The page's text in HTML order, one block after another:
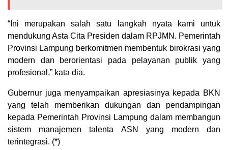
“Ini merupakan salah satu langkah nyata kami untuk
mendukung Asta Cita Presiden dalam RPJMN. Pemerintah
Provinsi Lampung berkomitmen membentuk birokrasi yang
modern dan berorientasi pada pelayanan publik yang
profesional,” kata dia.
Gubernur juga menyampaikan apresiasinya kepada BKN
yang telah memberikan dukungan dan pendampingan
kepada Pemerintah Provinsi Lampung dalam membangun
sistem manajemen talenta ASN yang modern dan
terintegrasi. (*)